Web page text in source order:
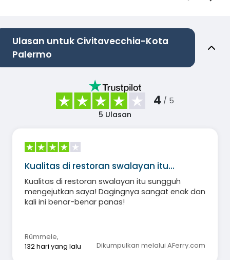
Ulasan untuk Civitavecchia-Kota
Palermo
4 / 5
5 Ulasan
Kualitas di restoran swalayan itu…
Kualitas di restoran swalayan itu sungguh
mengejutkan saya! Dagingnya sangat enak dan
kali ini benar-benar panas!
Rümmele,
132 hari yang lalu
Dikumpulkan melalui AFerry.com